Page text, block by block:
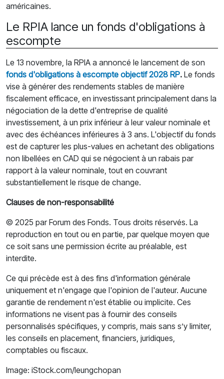
américaines.
Le RPIA lance un fonds d'obligations à
escompte
Le 13 novembre, la RPIA a annoncé le lancement de son
fonds d'obligations à escompte objectif 2028 RP. Le fonds
vise à générer des rendements stables de manière
fiscalement efficace, en investissant principalement dans la
négociation de la dette d'entreprise de qualité
investissement, à un prix inférieur à leur valeur nominale et
avec des échéances inférieures à 3 ans. L'objectif du fonds
est de capturer les plus-values en achetant des obligations
non libellées en CAD qui se négocient à un rabais par
rapport à la valeur nominale, tout en couvrant
substantiellement le risque de change.
Clauses de non-responsabilité
© 2025 par Forum des Fonds. Tous droits réservés. La
reproduction en tout ou en partie, par quelque moyen que
ce soit sans une permission écrite au préalable, est
interdite.
Ce qui précède est à des fins d'information générale
uniquement et n'engage que l'opinion de l'auteur. Aucune
garantie de rendement n'est établie ou implicite. Ces
informations ne visent pas à fournir des conseils
personnalisés spécifiques, y compris, mais sans s’y limiter,
les conseils en placement, financiers, juridiques,
comptables ou fiscaux.
Image: iStock.com/leungchopan